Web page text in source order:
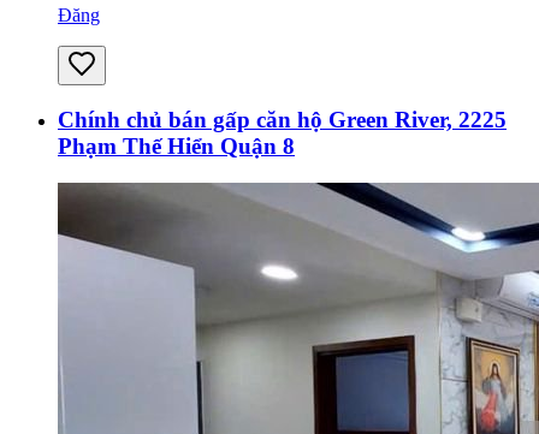
Đăng
Chính chủ bán gấp căn hộ Green River, 2225
Phạm Thế Hiển Quận 8